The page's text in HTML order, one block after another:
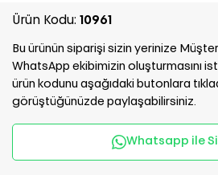
Ürün Kodu: 10961
Bu ürünün siparişi sizin yerinize
WhatsApp ekibimizin oluşturmasını
ürün kodunu aşağıdaki butonlara
görüştüğünüzde paylaşabilirsiniz.
Whatsapp ile